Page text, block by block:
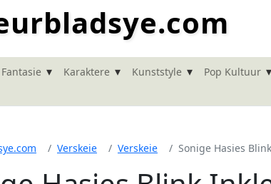
Fantasie ▾ Karaktere ▾ Kunststyle ▾ Pop Kultuur ▾
Verskeie Verskeie Sonige Hasies Blink